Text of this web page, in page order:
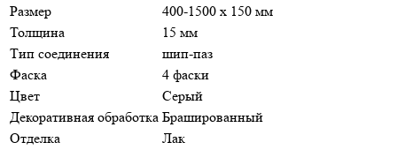
Размер
400-1500 x 150 мм
Толщина
15 мм
Тип соединения
шип-паз
Фаска
4 фаски
Цвет
Серый
Декоративная обработка Брашированный
Отделка
Лак